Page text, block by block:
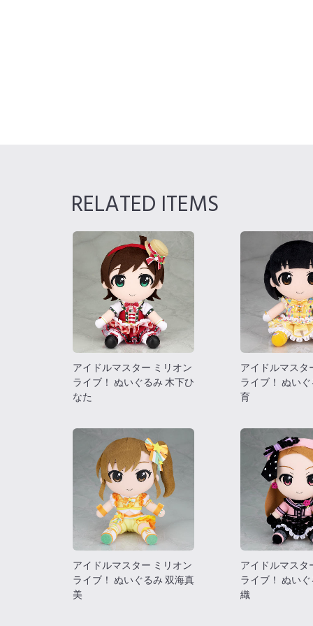
RELATED ITEMS
アイドルマスター ミリオン
ライブ！ ぬいぐるみ 木下ひ
なた
アイドルマスタ
ライブ！ ぬい
育
アイドルマスター ミリオン
ライブ！ ぬいぐるみ 双海真
美
アイドルマスタ
ライブ！ ぬい
織